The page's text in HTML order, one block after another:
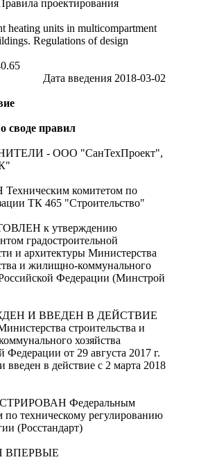
проектирования
heating units in multicompartment
Regulations of design
Дата введения 2018-03-02
своде правил
- ООО "СанТехПроект",
комитетом по
ТК 465 "Строительство"
к утверждению
градостроительной
и архитектуры Министерства
и жилищно-коммунального
Федерации (Минстрой
И ВВЕДЕН В ДЕЙСТВИЕ
строительства и
хозяйства
Федерации от 29 августа 2017 г.
введен в действие с 2 марта 2018
Федеральным
по техническому регулированию
(Росстандарт)
ВПЕРВЫЕ